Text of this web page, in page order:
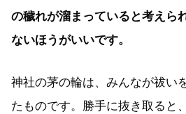
の穢れが溜まっていると考えら
ないほうがいいです。
神社の茅の輪は、みんなが祓い
たものです。勝手に抜き取ると